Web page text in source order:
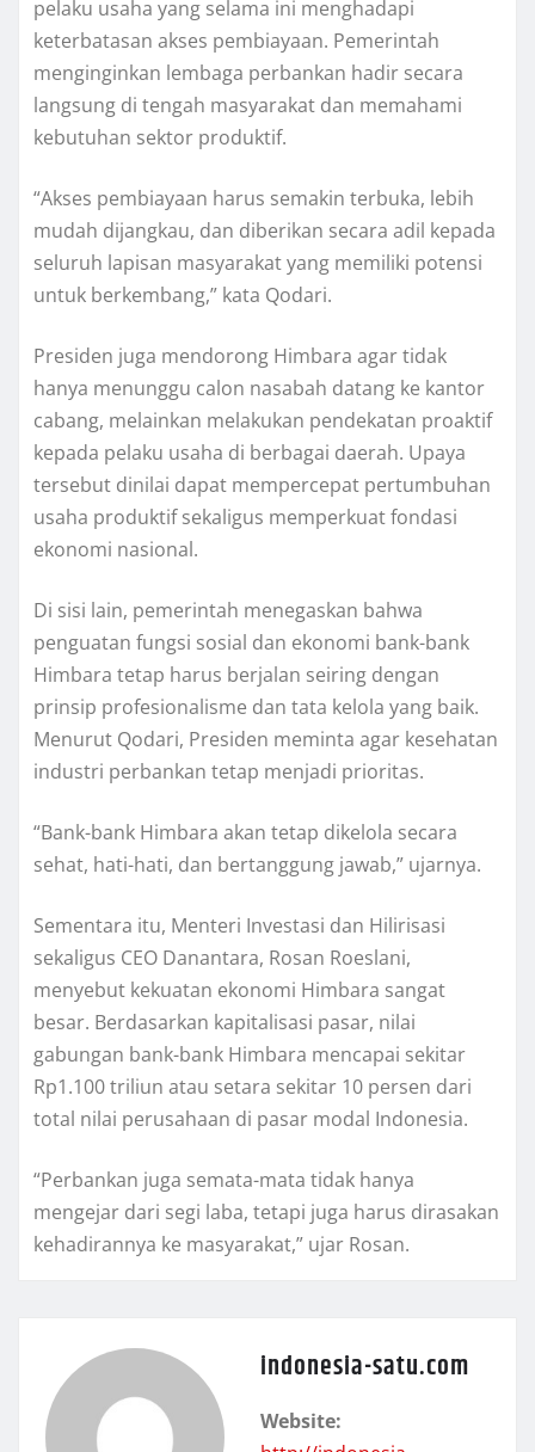
pelaku usaha yang selama ini menghadapi
keterbatasan akses pembiayaan. Pemerintah
menginginkan lembaga perbankan hadir secara
langsung di tengah masyarakat dan memahami
kebutuhan sektor produktif.
“Akses pembiayaan harus semakin terbuka, lebih
mudah dijangkau, dan diberikan secara adil kepada
seluruh lapisan masyarakat yang memiliki potensi
untuk berkembang,” kata Qodari.
Presiden juga mendorong Himbara agar tidak
hanya menunggu calon nasabah datang ke kantor
cabang, melainkan melakukan pendekatan proaktif
kepada pelaku usaha di berbagai daerah. Upaya
tersebut dinilai dapat mempercepat pertumbuhan
usaha produktif sekaligus memperkuat fondasi
ekonomi nasional.
Di sisi lain, pemerintah menegaskan bahwa
penguatan fungsi sosial dan ekonomi bank-bank
Himbara tetap harus berjalan seiring dengan
prinsip profesionalisme dan tata kelola yang baik.
Menurut Qodari, Presiden meminta agar kesehatan
industri perbankan tetap menjadi prioritas.
“Bank-bank Himbara akan tetap dikelola secara
sehat, hati-hati, dan bertanggung jawab,” ujarnya.
Sementara itu, Menteri Investasi dan Hilirisasi
sekaligus CEO Danantara, Rosan Roeslani,
menyebut kekuatan ekonomi Himbara sangat
besar. Berdasarkan kapitalisasi pasar, nilai
gabungan bank-bank Himbara mencapai sekitar
Rp1.100 triliun atau setara sekitar 10 persen dari
total nilai perusahaan di pasar modal Indonesia.
“Perbankan juga semata-mata tidak hanya
mengejar dari segi laba, tetapi juga harus dirasakan
kehadirannya ke masyarakat,” ujar Rosan.
indonesia-satu.com
Website: